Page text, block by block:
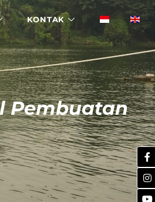
KONTAK
Pembuatan